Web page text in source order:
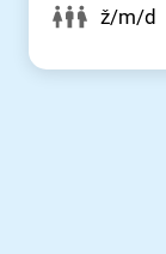
ž/m/d